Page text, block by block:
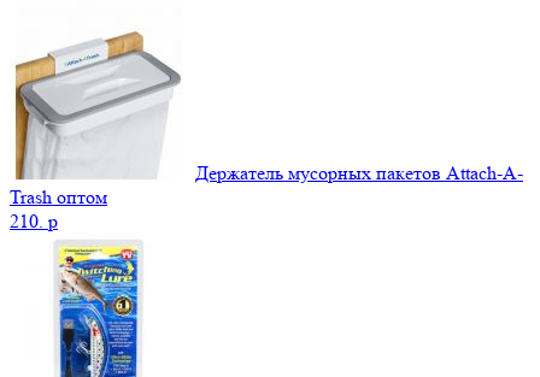
Держатель мусорных пакетов Attach-A-
Trash оптом
210. p